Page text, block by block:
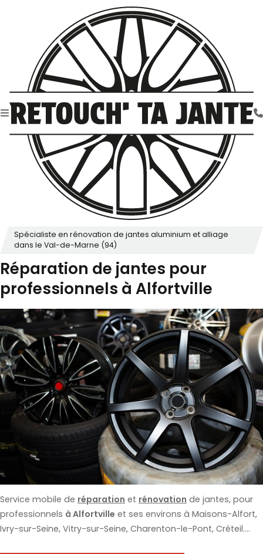
Réparation de jantes pour
professionnels à Alfortville
Spécialiste en rénovation de jantes aluminium et alliage
dans le Val-de-Marne (94)
Service mobile de réparationet rénovationde jantes, pour
professionnels à Alfortville et ses environs à Maisons-Alfort,
Ivry-sur-Seine, Vitry-sur-Seine, Charenton-le-Pont, Créteil....